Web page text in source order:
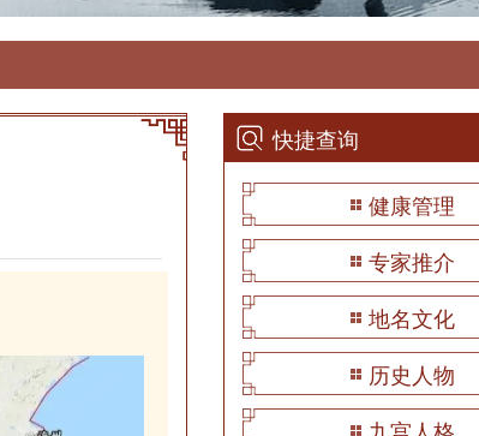
快捷查询
健康管理
专家推介
地名文化
历史人物